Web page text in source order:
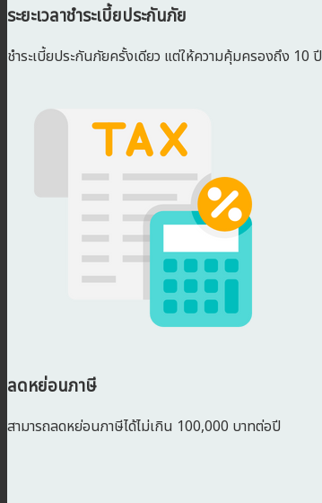
ระยะเวลาชำระเบี้ยประกันภัย
ชำระเบี้ยประกันภัยครั้งเดียว แต่ให้ความคุ้มครองถึง 10 ปี
ลดหย่อนภาษี
สามารถลดหย่อนภาษีได้ไม่เกิน 100,000 บาทต่อปี